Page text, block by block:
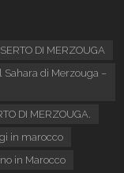
DI MERZOUGA
di Merzouga –
DI MERZOUGA.
in marocco
in Marocco